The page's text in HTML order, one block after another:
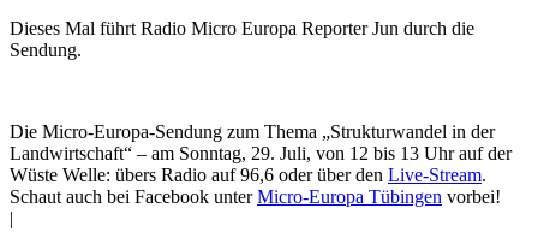
Dieses Mal führt Radio Micro Europa Reporter Jun durch die
Sendung.
Die Micro-Europa-Sendung zum Thema „Strukturwandel in der
Landwirtschaft“ – am Sonntag, 29. Juli, von 12 bis 13 Uhr auf der
Wüste Welle: übers Radio auf 96,6 oder über den Live-Stream.
Schaut auch bei Facebook unterMicro-Europa Tübingen vorbei!
|